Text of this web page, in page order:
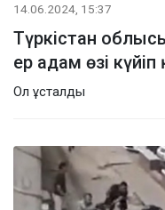
14.06.2024, 15:37
Түркістан
ер адам өзі
Ол ұсталды